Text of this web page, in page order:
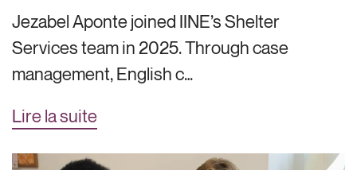
Jezabel Aponte joined IINE’s Shelter
Services team in 2025. Through case
management, English c…
Lire la suite